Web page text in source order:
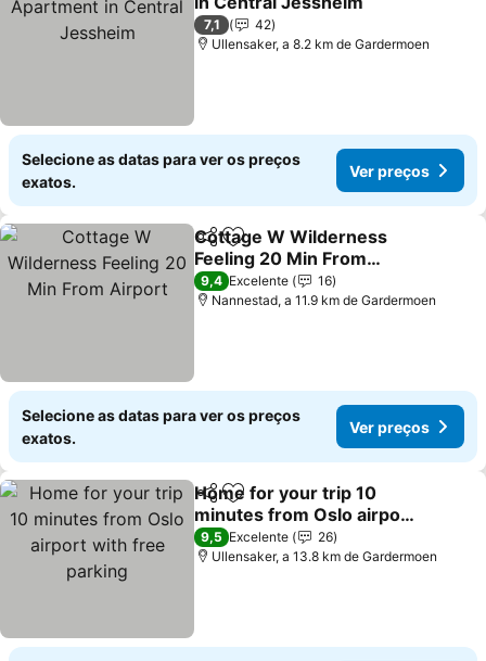
7,1
42
Ullensaker, a 8.2 km de Gardermoen
Selecione as datas para ver os preços
exatos.
Ver preços
PartilharAdicionar aos favoritos
Cottage W Wilderness
Feeling 20 Min From
Airport
9,4 Excelente
16
Nannestad, a 11.9 km de Gardermoen
Selecione as datas para ver os preços
exatos.
Ver preços
PartilharAdicionar aos favoritos
Home for your trip 10
minutes from Oslo airport
with free parking
9,5 Excelente
26
Ullensaker, a 13.8 km de Gardermoen